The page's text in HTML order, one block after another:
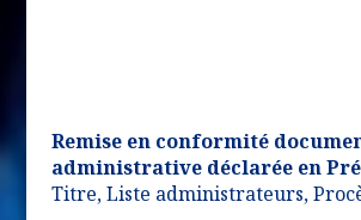
Remise en conformité
administrative déclarée en
Titre, Liste administrateurs,